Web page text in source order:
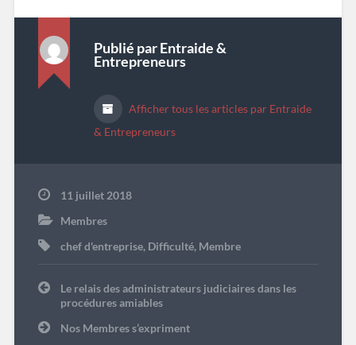
Publié parEntraide &
Entrepreneurs
Afficher tous les articles par Entraide
& Entrepreneurs
11 juillet 2018
Membres
chef d'entreprise, Difficulté, Membre
Navigation
de
l’article
Le relais des administrateurs judiciaires dans les
procédures amiables
Nos Membres s’expriment